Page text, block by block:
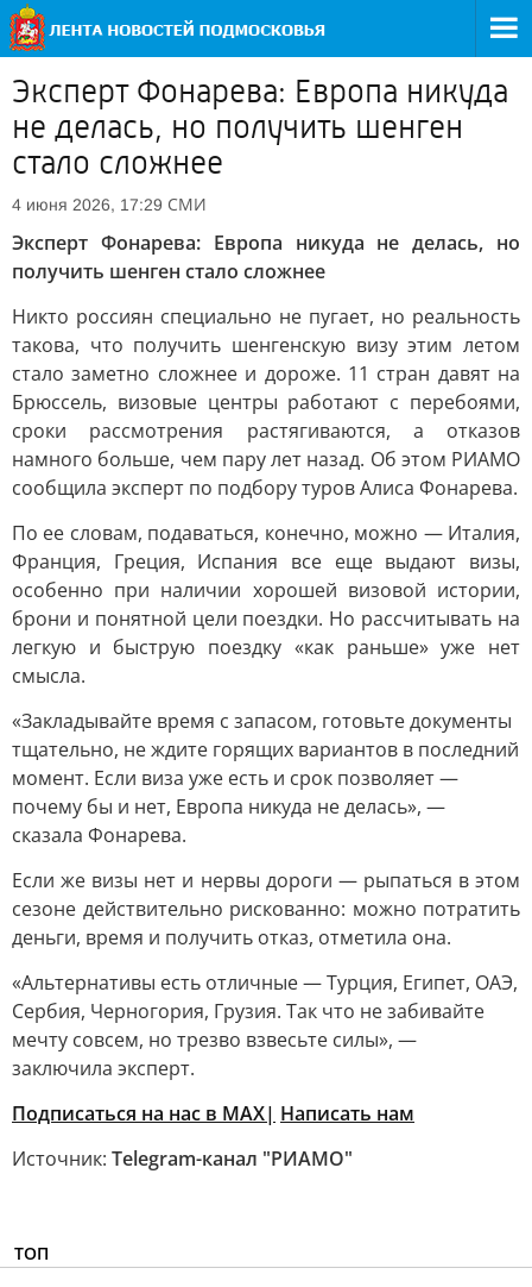
Эксперт Фонарева: Европа никуда
не делась, но получить шенген
стало сложнее
4 июня 2026, 17:29 СМИ
Эксперт Фонарева: Европа никуда не делась, но
получить шенген стало сложнее
Никто россиян специально не пугает, но реальность
такова, что получить шенгенскую визу этим летом
стало заметно сложнее и дороже. 11 стран давят на
Брюссель, визовые центры работают с перебоями,
сроки рассмотрения растягиваются, а отказов
намного больше, чем пару лет назад. Об этом РИАМО
сообщила эксперт по подбору туров Алиса Фонарева.
По ее словам, подаваться, конечно, можно — Италия,
Франция, Греция, Испания все еще выдают визы,
особенно при наличии хорошей визовой истории,
брони и понятной цели поездки. Но рассчитывать на
легкую и быструю поездку «как раньше» уже нет
смысла.
«Закладывайте время с запасом, готовьте документы
тщательно, не ждите горящих вариантов в последний
момент. Если виза уже есть и срок позволяет —
почему бы и нет, Европа никуда не делась», —
сказала Фонарева.
Если же визы нет и нервы дороги — рыпаться в этом
сезоне действительно рискованно: можно потратить
деньги, время и получить отказ, отметила она.
«Альтернативы есть отличные — Турция, Египет, ОАЭ,
Сербия, Черногория, Грузия. Так что не забивайте
мечту совсем, но трезво взвесьте силы», —
заключила эксперт.
Подписаться на нас в MAX| Написать нам
Источник: Telegram-канал "РИАМО"
ТОП